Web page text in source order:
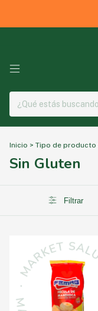
Inicio > Tipo de producto
Sin Gluten
Filtrar